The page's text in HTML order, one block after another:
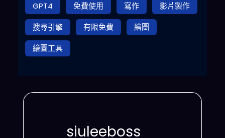
GPT4
免費使用 寫作
影片製作
搜尋引擎
有限免費
繪圖
繪圖工具
siuleeboss